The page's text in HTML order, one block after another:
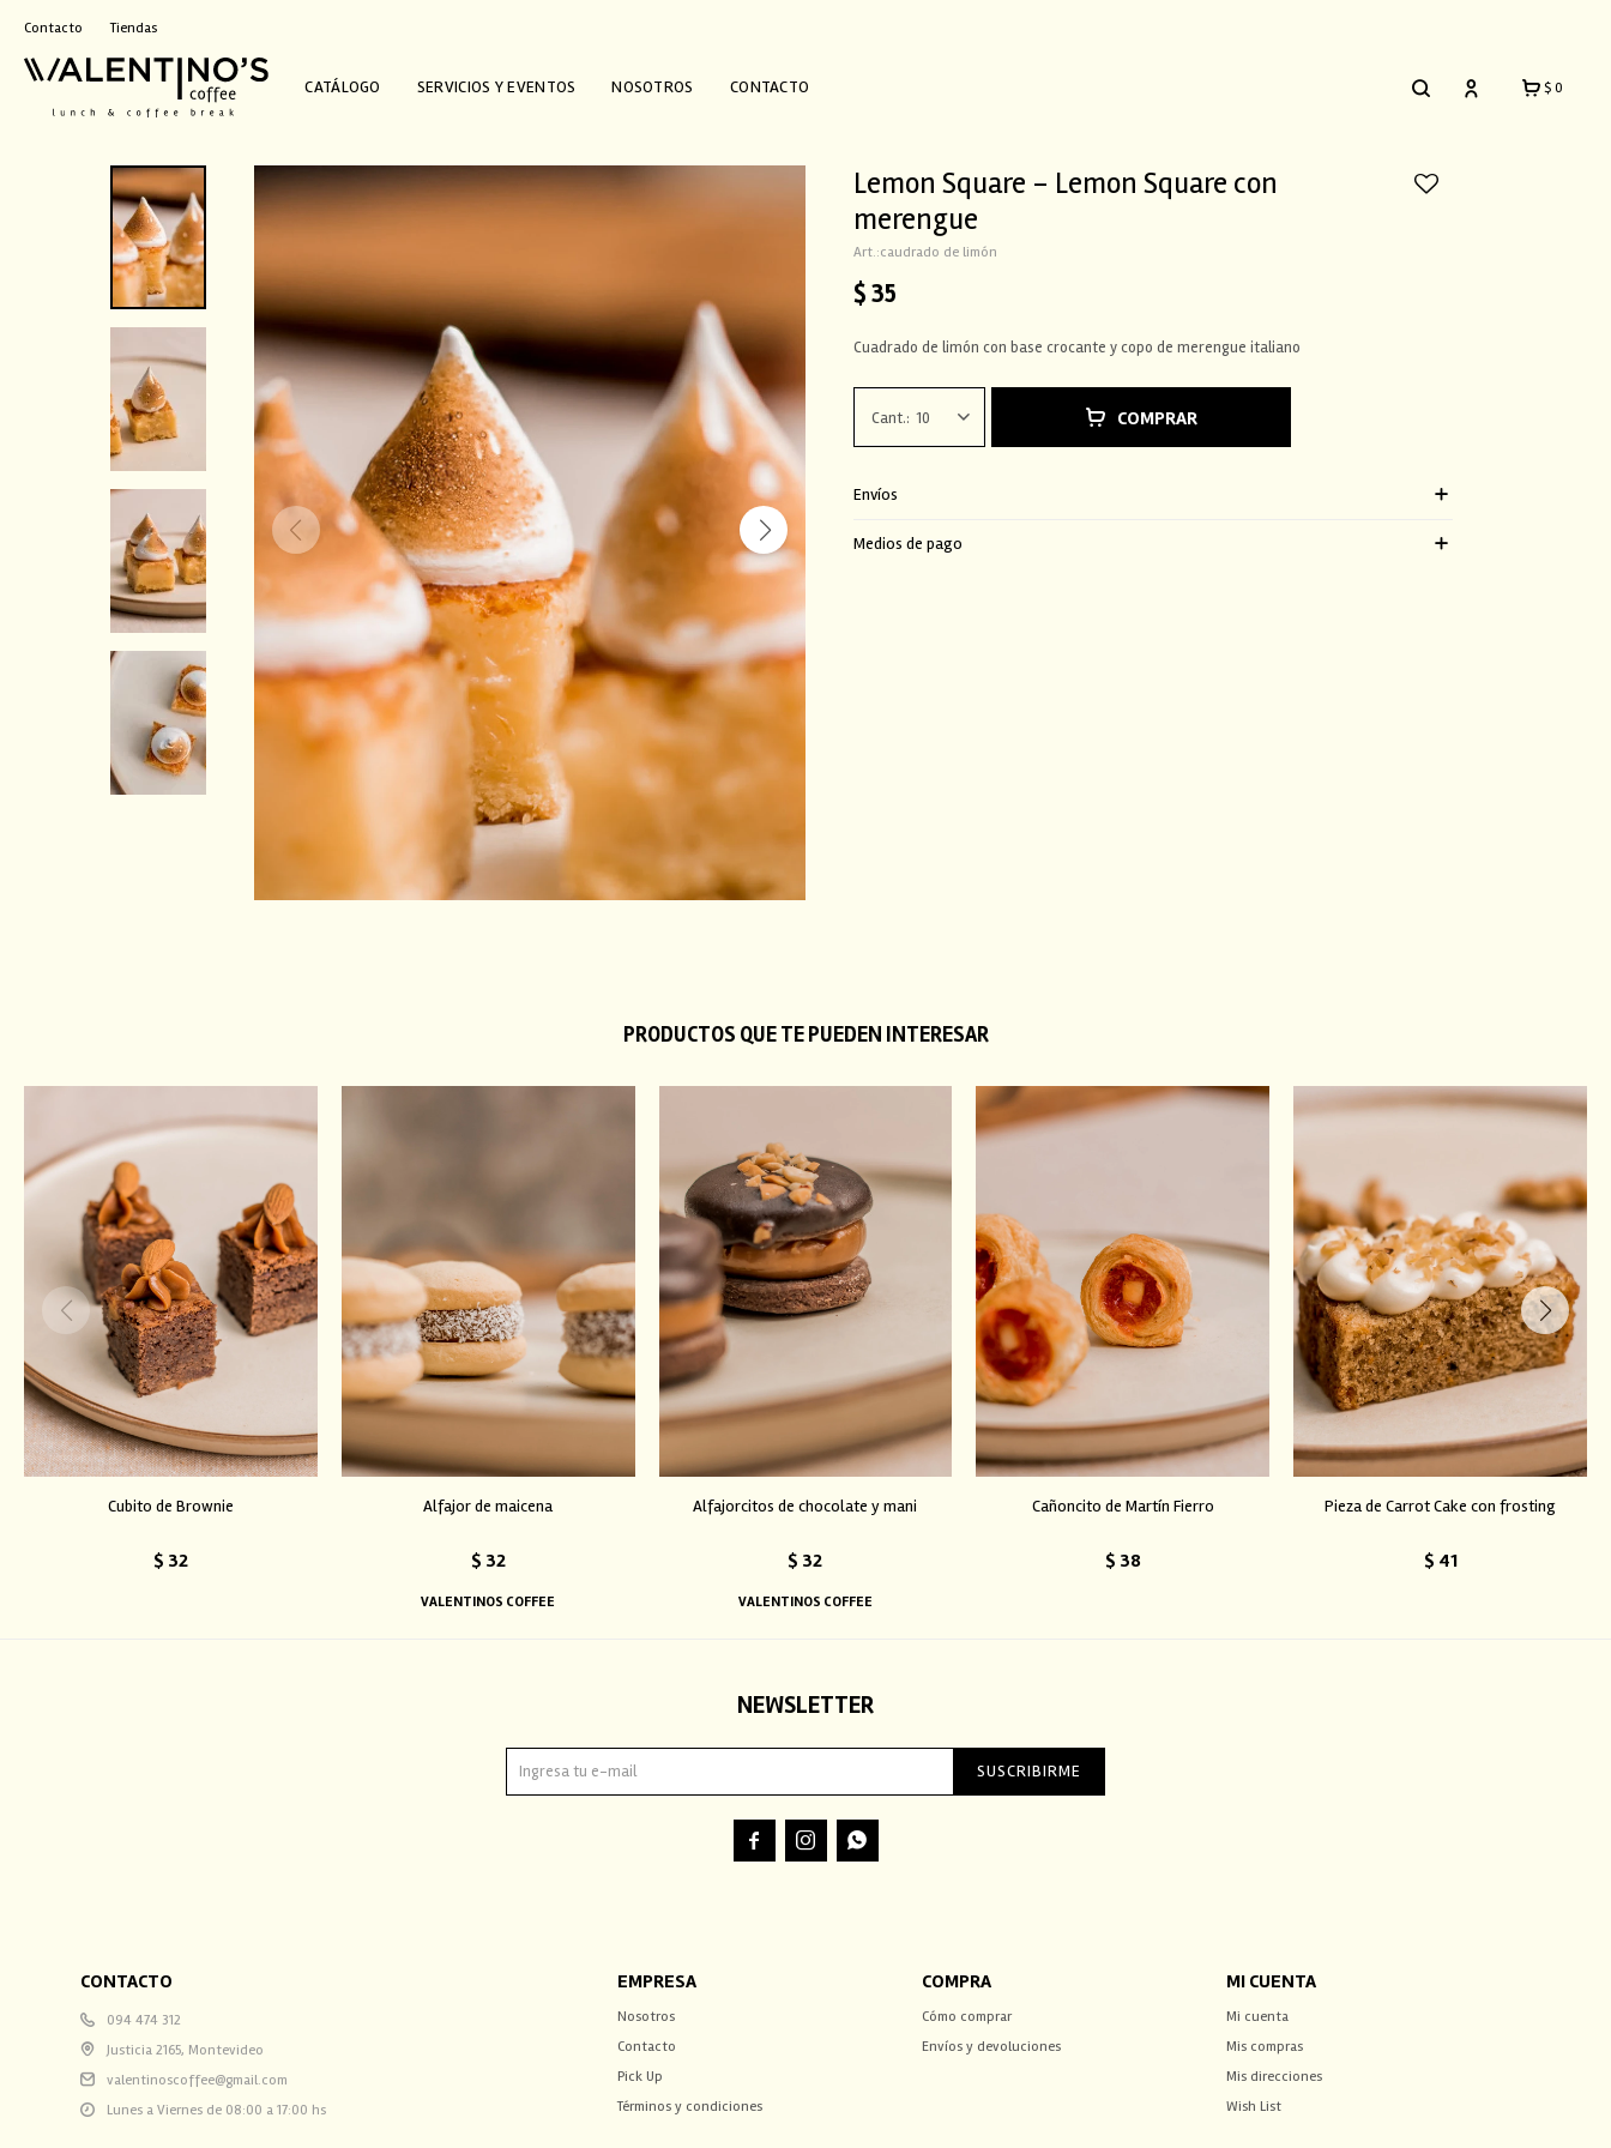
CATÁLOGO SERVICIOS Y EVENTOS NOSOTROS CONTACTO $ 0
Contacto Tiendas
Lemon Square - Lemon Square con
merengue
caudrado de limón
$35
Cuadrado de limón con base crocante y copo de merengue italiano
10 COMPRAR
Envíos
Medios de pago
PRODUCTOS QUE TE PUEDEN INTERESAR
Cubito de Brownie
$ 32
Alfajor de maicena
$ 32
VALENTINOS COFFEE
Alfajorcitos de chocolate y mani
$ 32
VALENTINOS COFFEE
Cañoncito de Martín Fierro
$ 38
Pieza de Carrot Cake con frosting
$ 41
CONTACTO
094 474 312
Justicia 2165, Montevideo
valentinoscoffee@gmail.com
Lunes a Viernes de 08:00 a 17:00 hs
EMPRESA
Nosotros
Contacto
Pick Up
Términos y condiciones
COMPRA
Cómo comprar
Envíos y devoluciones
MI CUENTA
Mi cuenta
Mis compras
Mis direcciones
Wish List
NEWSLETTER
SUSCRIBIRME
  